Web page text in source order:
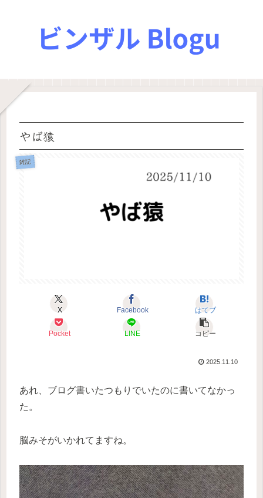
やば猿
雑記
X Facebook はてブ
Pocket LINE コピー
2025.11.10
あれ、ブログ書いたつもりでいたのに書いてなかっ
た。
脳みそがいかれてますね。